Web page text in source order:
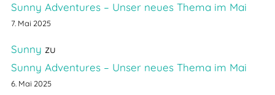
Sunny Adventures – Unser neues Thema im Mai
7. Mai 2025
Sunny zu
Sunny Adventures – Unser neues Thema im Mai
6. Mai 2025